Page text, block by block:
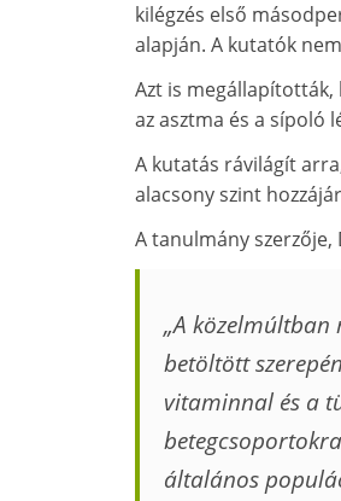
kilégzés első
alapján. A kutatók
Azt is
az asztma és a sípoló
A kutatás rávilágít
alacsony szint
A tanulmány
„A
betöltött
vitaminnal és a
általános